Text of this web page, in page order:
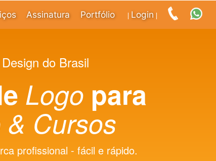
Assinatura Portfólio Login
do Brasil
Logo para
Cursos
profissional - fácil e rápido.